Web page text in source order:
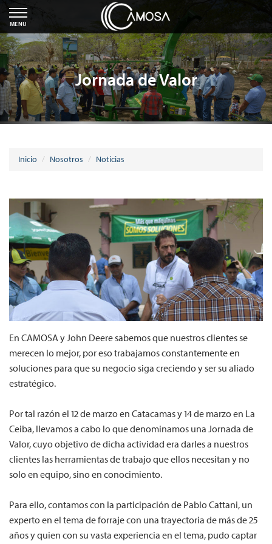
Jornada de Valor
Inicio Nosotros Noticias
En CAMOSA y John Deere sabemos que nuestros clientes se
merecen lo mejor, por eso trabajamos constantemente en
soluciones para que su negocio siga creciendo y ser su aliado
estratégico.
Por tal razón el 12 de marzo en Catacamas y 14 de marzo en La
Ceiba, llevamos a cabo lo que denominamos una Jornada de
Valor, cuyo objetivo de dicha actividad era darles a nuestros
clientes las herramientas de trabajo que ellos necesitan y no
solo en equipo, sino en conocimiento.
Para ello, contamos con la participación de Pablo Cattani, un
experto en el tema de forraje con una trayectoria de más de 25
años y quien con su vasta experiencia en el tema, pudo captar
MENU